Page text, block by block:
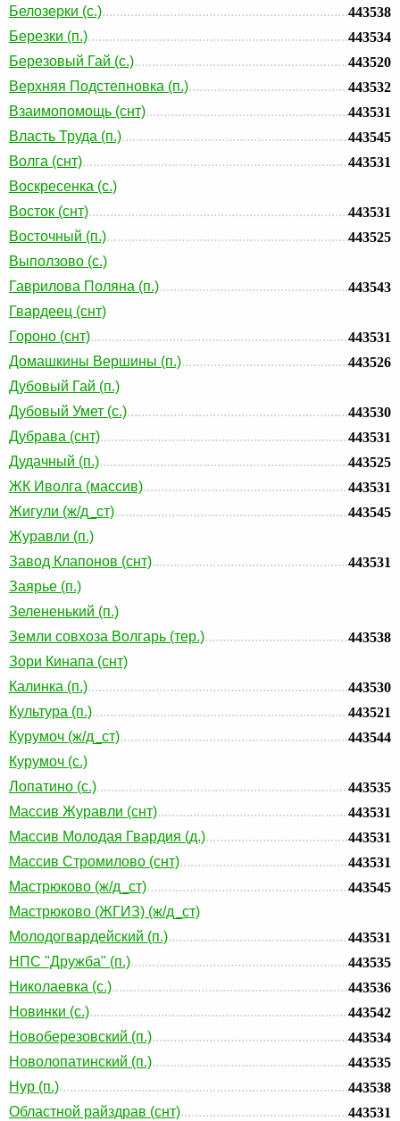
Белозерки (с.)
443538
Березки (п.)
443534
Березовый Гай (с.)
443520
Верхняя Подстепновка (п.)
443532
Взаимопомощь (снт)
443531
Власть Труда (п.)
443545
Волга (снт)
443531
Воскресенка (с.)
Восток (снт)
443531
Восточный (п.)
443525
Выползово (с.)
Гаврилова Поляна (п.)
443543
Гвардеец (снт)
Гороно (снт)
443531
Домашкины Вершины (п.)
443526
Дубовый Гай (п.)
Дубовый Умет (с.)
443530
Дубрава (снт)
443531
Дудачный (п.)
443525
ЖК Иволга (массив)
443531
Жигули (ж/д_ст)
443545
Журавли (п.)
Завод Клапонов (снт)
443531
Заярье (п.)
Зелененький (п.)
Земли совхоза Волгарь (тер.)
443538
Зори Кинапа (снт)
Калинка (п.)
443530
Культура (п.)
443521
Курумоч (ж/д_ст)
443544
Курумоч (с.)
Лопатино (с.)
443535
Массив Журавли (снт)
443531
Массив Молодая Гвардия (д.)
443531
Массив Стромилово (снт)
443531
Мастрюково (ж/д_ст)
443545
Мастрюково (ЖГИЗ) (ж/д_ст)
Молодогвардейский (п.)
443531
НПС "Дружба" (п.)
443535
Николаевка (с.)
443536
Новинки (с.)
443542
Новоберезовский (п.)
443534
Новолопатинский (п.)
443535
Нур (п.)
443538
Областной райздрав (снт)
443531